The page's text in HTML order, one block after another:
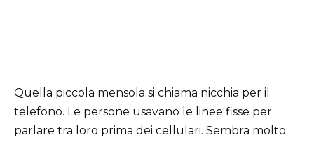
Quella piccola mensola si chiama nicchia per il
telefono. Le persone usavano le linee fisse per
parlare tra loro prima dei cellulari. Sembra molto